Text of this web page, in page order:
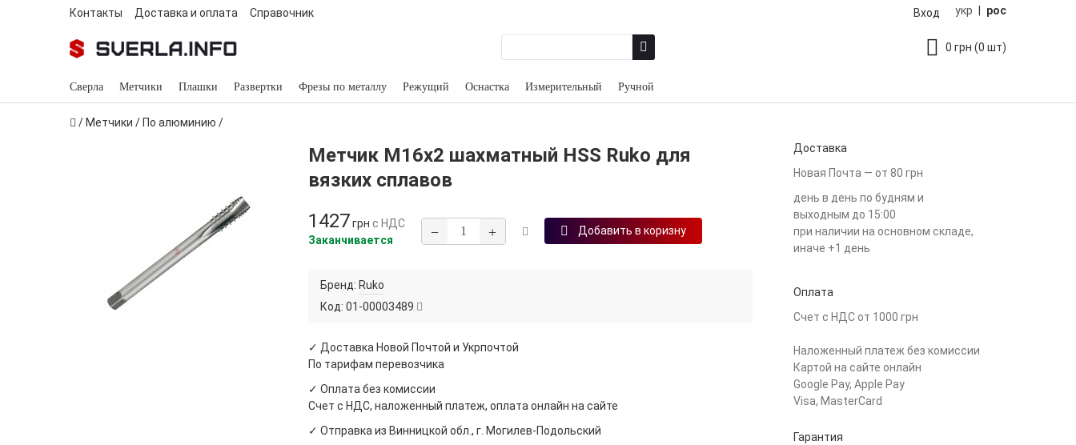
укр рос
Контакты Доставка и оплата Справочник Вход
0 грн (0 шт)
Сверла Метчики Плашки Развертки Фрезы по металлу Режущий Оснастка Измерительный Ручной
/ Метчики / По алюминию /
Метчик М16х2 шахматный HSS Ruko для
вязких сплавов
1427грн с НДС
Заканчивается
− + Добавить в коризну
Бренд: Ruko
Код: 01-00003489
✓ Доставка Новой Почтой и Укрпочтой
По тарифам перевозчика
✓ Оплата без комиссии
Счет с НДС, наложенный платеж, оплата онлайн на сайте
✓ Отправка из Винницкой обл., г. Могилев-Подольский
Доставка
Новая Почта — от 80 грн
день в день по будням и
выходным до 15:00
при наличии на основном складе,
иначе +1 день
Оплата
Счет с НДС от 1000 грн
Наложенный платеж без комиссии
Картой на сайте онлайн
Google Pay, Apple Pay
Visa, MasterCard
Гарантия